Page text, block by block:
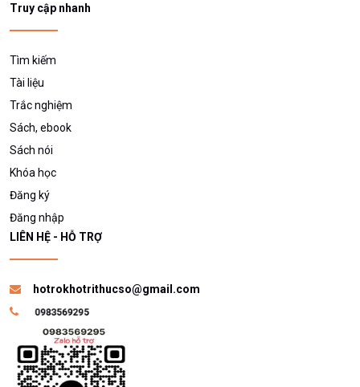
Truy cập nhanh
Tìm kiếm
Tài liệu
Trắc nghiệm
Sách, ebook
Sách nói
Khóa học
Đăng ký
Đăng nhập
LIÊN HỆ - HỖ TRỢ
hotrokhotrithucso@gmail.com